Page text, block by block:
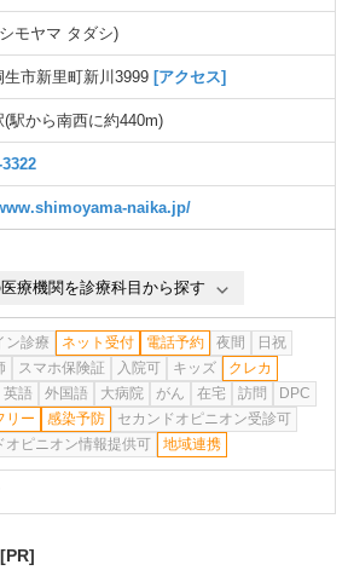
モヤマ タダシ)
生市新里町新川3999 [アクセス]
(駅から南西に約440m)
naika.jp/
療機関を診療科目から探す
ン診療 ネット受付 電話予約 夜間
日祝
スマホ保険証 入院可 キッズ
クレカ
英語 外国語 大病院 がん 在宅 訪問
DPC
リー
感染予防
セカンドオピニオン受診可
オピニオン情報提供可
地域連携
[PR]